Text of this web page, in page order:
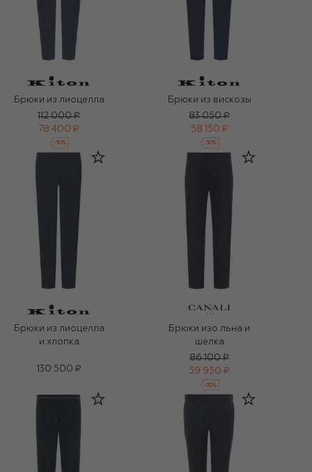
Брюки из лиоцелла
112 000 ₽
78 400 ₽
-30%
Брюки из вискозы
83 050 ₽
58 150 ₽
-30%
Брюки из лиоцелла
и хлопка
130 500 ₽
Брюки изо льна и
шелка
86 100 ₽
59 950 ₽
-30%